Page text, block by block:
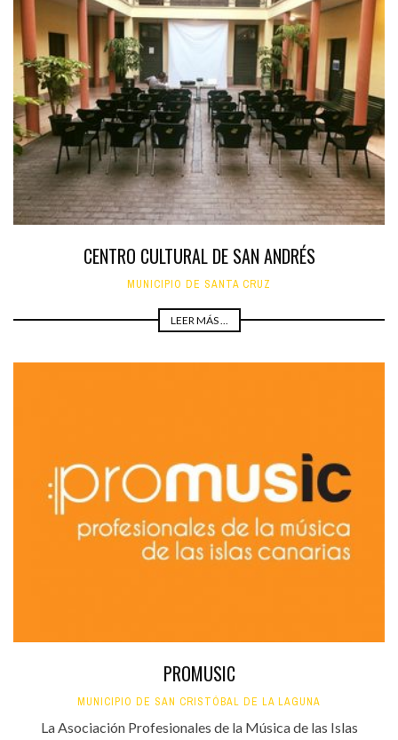
CENTRO CULTURAL DE SAN ANDRÉS
MUNICIPIO DE SANTA CRUZ
LEER MÁS ...
PROMUSIC
MUNICIPIO DE SAN CRISTÓBAL DE LA LAGUNA
La Asociación Profesionales de la Música de las Islas